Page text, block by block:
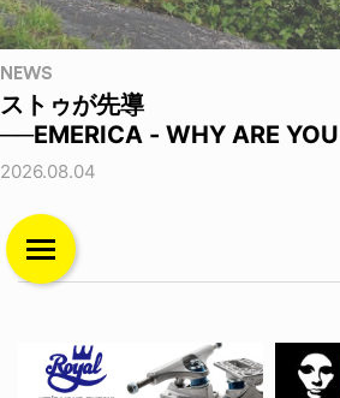
NEWS
ストゥが先導
──EMERICA - WHY ARE
2026.08.04